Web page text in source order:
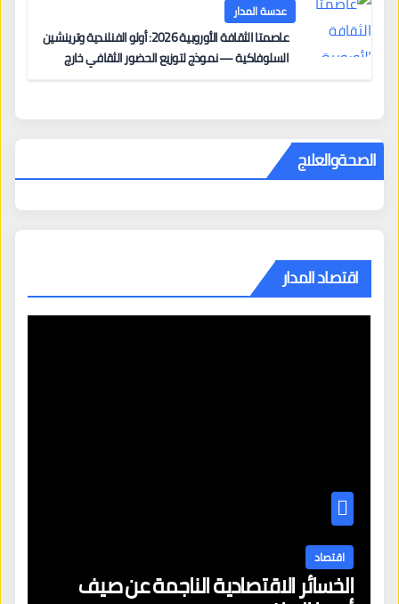
عدسة المدار
عاصمتا الثقافة الأوروبية 2026: أولو الفنلندية وترينشين
السلوفاكية — نموذج لتوزيع الحضور الثقافي خارج
الصحةوالعلاج
اقتصاد المدار
اقتصاد
الخسائر الاقتصادية الناجمة عن صيف